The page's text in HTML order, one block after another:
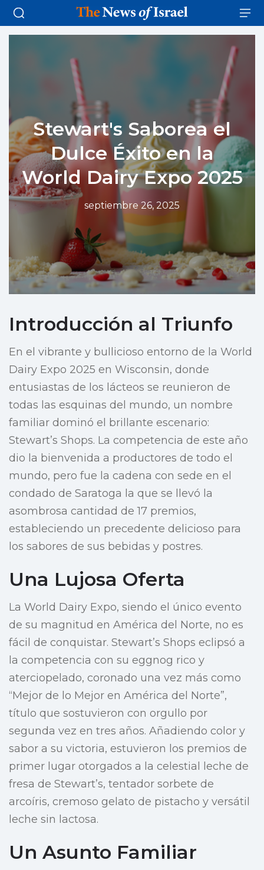
Stewart's Saborea el
Dulce Éxito en la
World Dairy Expo 2025
septiembre 26, 2025
Introducción al Triunfo
En el vibrante y bullicioso entorno de la World
Dairy Expo 2025 en Wisconsin, donde
entusiastas de los lácteos se reunieron de
todas las esquinas del mundo, un nombre
familiar dominó el brillante escenario:
Stewart’s Shops. La competencia de este año
dio la bienvenida a productores de todo el
mundo, pero fue la cadena con sede en el
condado de Saratoga la que se llevó la
asombrosa cantidad de 17 premios,
estableciendo un precedente delicioso para
los sabores de sus bebidas y postres.
Una Lujosa Oferta
La World Dairy Expo, siendo el único evento
de su magnitud en América del Norte, no es
fácil de conquistar. Stewart’s Shops eclipsó a
la competencia con su eggnog rico y
aterciopelado, coronado una vez más como
“Mejor de lo Mejor en América del Norte”,
título que sostuvieron con orgullo por
segunda vez en tres años. Añadiendo color y
sabor a su victoria, estuvieron los premios de
primer lugar otorgados a la celestial leche de
fresa de Stewart’s, tentador sorbete de
arcoíris, cremoso gelato de pistacho y versátil
leche sin lactosa.
Un Asunto Familiar